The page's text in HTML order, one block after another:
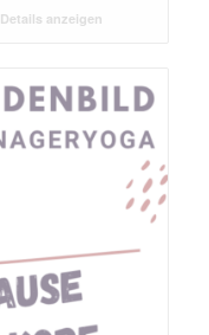
Details anzeigen